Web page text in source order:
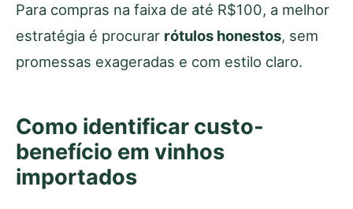
Para compras na faixa de até R$100, a melhor
estratégia é procurar rótulos honestos, sem
promessas exageradas e com estilo claro.
Como identificar custo-
benefício em vinhos
importados